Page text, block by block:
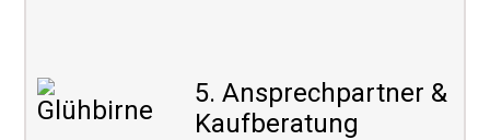
5. Ansprechpartner &
Kaufberatung